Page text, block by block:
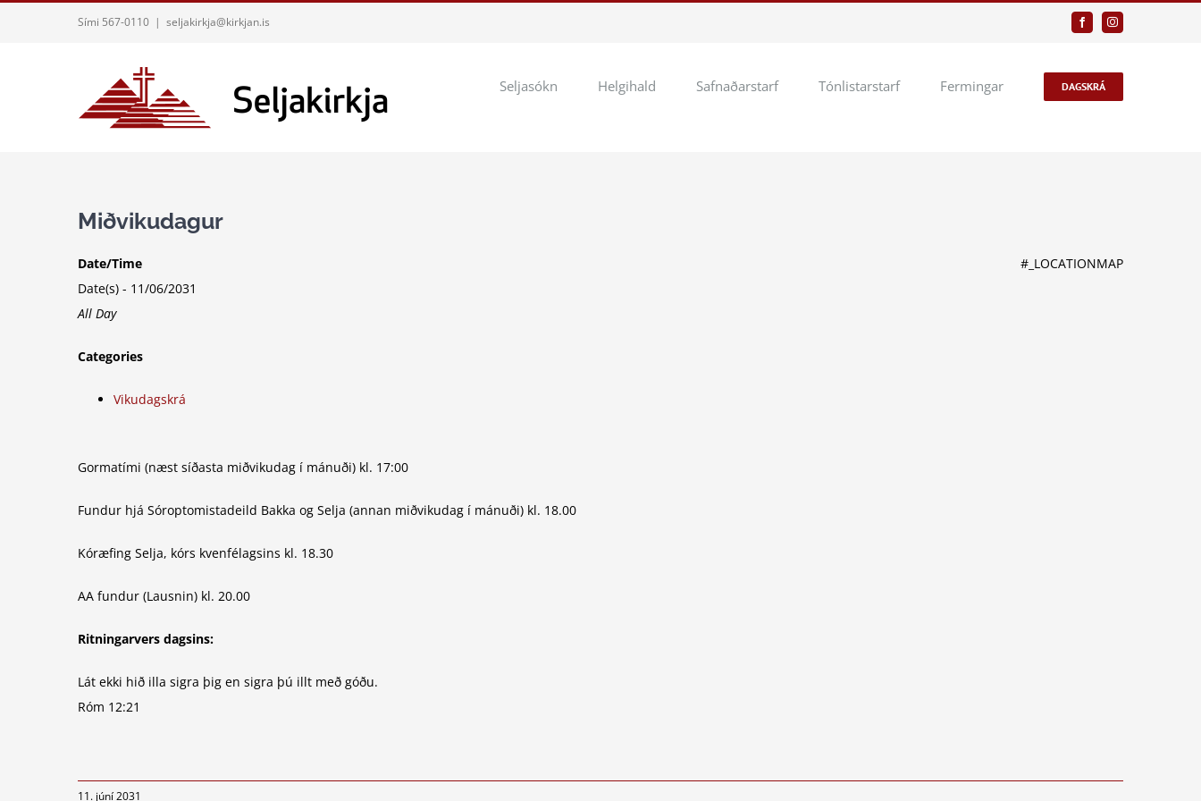
Sími 567-0110 | seljakirkja@kirkjan.is FacebookInstagram
Seljasókn Helgihald Safnaðarstarf Tónlistarstarf Fermingar DAGSKRÁ
Miðvikudagur
#_LOCATIONMAP
Date/Time
Date(s) - 11/06/2031
All Day
Categories
Vikudagskrá
Gormatími (næst síðasta miðvikudag í mánuði) kl. 17:00
Fundur hjá Sóroptomistadeild Bakka og Selja (annan miðvikudag í mánuði) kl. 18.00
Kóræfing Selja, kórs kvenfélagsins kl. 18.30
AA fundur (Lausnin) kl. 20.00
Ritningarvers dagsins:
Lát ekki hið illa sigra þig en sigra þú illt með góðu.
Róm 12:21
11. júní 2031